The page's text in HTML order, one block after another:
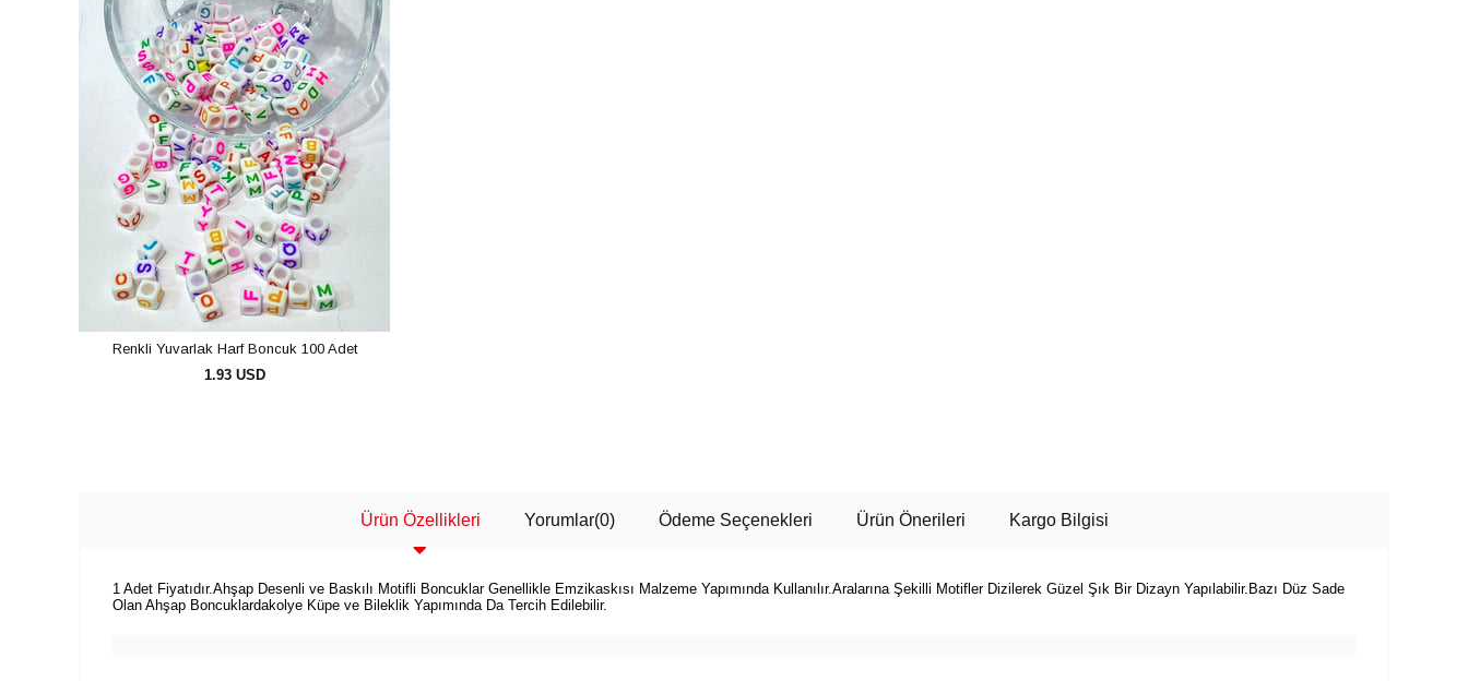
Renkli Yuvarlak Harf Boncuk 100 Adet
1.93 USD
Ürün Özellikleri Yorumlar(0) Ödeme Seçenekleri Ürün Önerileri Kargo Bilgisi
1 Adet Fiyatıdır.Ahşap Desenli ve Baskılı Motifli Boncuklar Genellikle Emzikaskısı Malzeme Yapımında Kullanılır.Aralarına Şekilli Motifler Dizilerek Güzel Şık Bir Dizayn Yapılabilir.Bazı Düz Sade
Olan Ahşap Boncuklardakolye Küpe ve Bileklik Yapımında Da Tercih Edilebilir.